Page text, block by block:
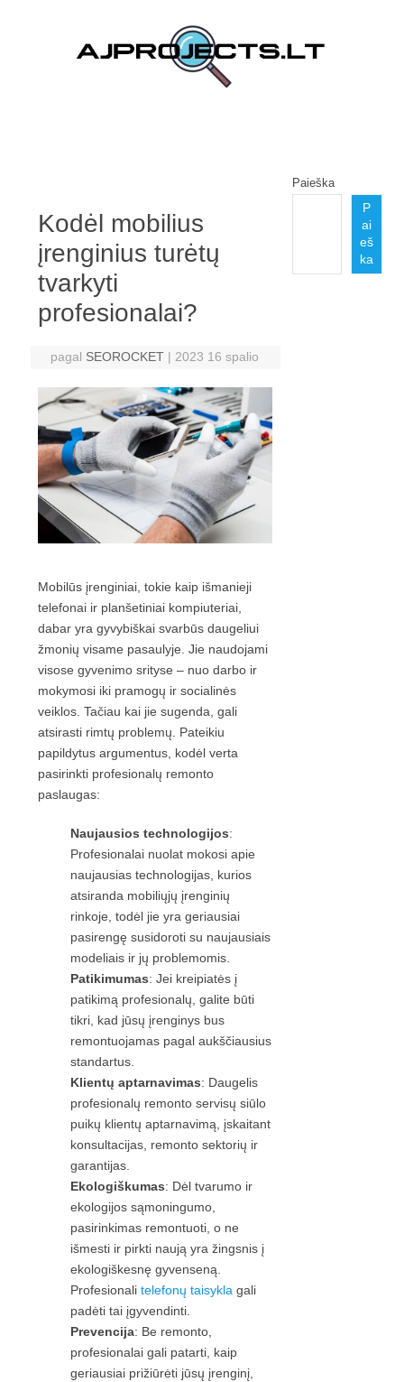
Kodėl mobilius
įrenginius turėtų
tvarkyti
profesionalai?
pagal SEOROCKET | 2023 16 spalio
Mobilūs įrenginiai, tokie kaip išmanieji
telefonai ir planšetiniai kompiuteriai,
dabar yra gyvybiškai svarbūs daugeliui
žmonių visame pasaulyje. Jie naudojami
visose gyvenimo srityse – nuo darbo ir
mokymosi iki pramogų ir socialinės
veiklos. Tačiau kai jie sugenda, gali
atsirasti rimtų problemų. Pateikiu
papildytus argumentus, kodėl verta
pasirinkti profesionalų remonto
paslaugas:
Naujausios technologijos:
Profesionalai nuolat mokosi apie
naujausias technologijas, kurios
atsiranda mobiliųjų įrenginių
rinkoje, todėl jie yra geriausiai
pasirengę susidoroti su naujausiais
modeliais ir jų problemomis.
Patikimumas: Jei kreipiatės į
patikimą profesionalų, galite būti
tikri, kad jūsų įrenginys bus
remontuojamas pagal aukščiausius
standartus.
Klientų aptarnavimas: Daugelis
profesionalų remonto servisų siūlo
puikų klientų aptarnavimą, įskaitant
konsultacijas, remonto sektorių ir
garantijas.
Ekologiškumas: Dėl tvarumo ir
ekologijos sąmoningumo,
pasirinkimas remontuoti, o ne
išmesti ir pirkti naują yra žingsnis į
ekologiškesnę gyvenseną.
Profesionali telefonų taisykla gali
padėti tai įgyvendinti.
Prevencija: Be remonto,
profesionalai gali patarti, kaip
geriausiai prižiūrėti jūsų įrenginį,
Paieška
P
ai
eš
ka